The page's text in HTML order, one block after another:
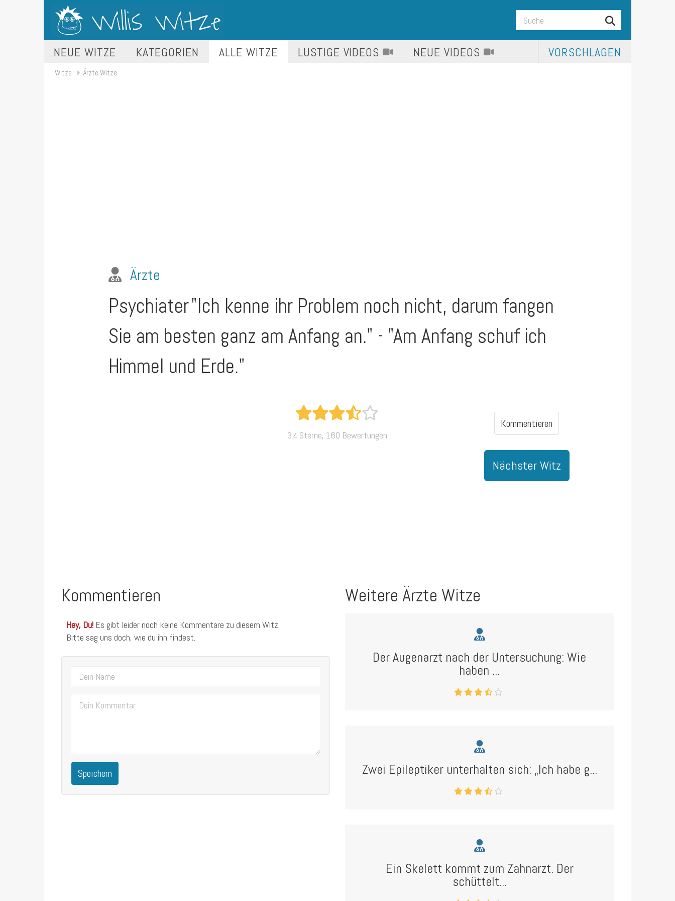
NEUE WITZE KATEGORIEN ALLE WITZE LUSTIGE VIDEOS NEUE VIDEOS VORSCHLAGEN
Witze Ärzte Witze
Ärzte
Psychiater"Ich kenne ihr Problem noch nicht, darum fangen
Sie am besten ganz am Anfang an." - "Am Anfang schuf ich
Himmel und Erde."
3.4 Sterne, 160 Bewertungen
Kommentieren
Nächster Witz
Kommentieren
Hey, Du! Es gibt leider noch keine Kommentare zu diesem Witz.
Bitte sag uns doch, wie du ihn findest.
Speichern
Weitere Ärzte Witze
Der Augenarzt nach der Untersuchung: Wie
haben ...
Zwei Epileptiker unterhalten sich: „Ich habe g...
Ein Skelett kommt zum Zahnarzt. Der
schüttelt...